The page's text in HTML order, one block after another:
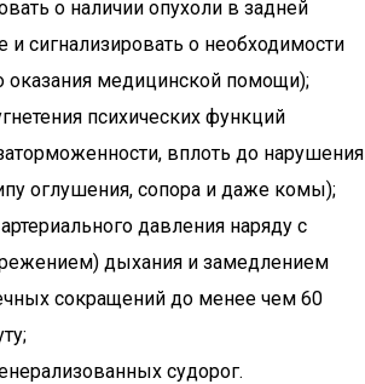
о наличии опухоли в задней
и сигнализировать о необходимости
оказания медицинской помощи);
психических функций
вплоть до нарушения
оглушения, сопора и даже комы);
давления наряду с
дыхания и замедлением
сокращений до менее чем 60
судорог.